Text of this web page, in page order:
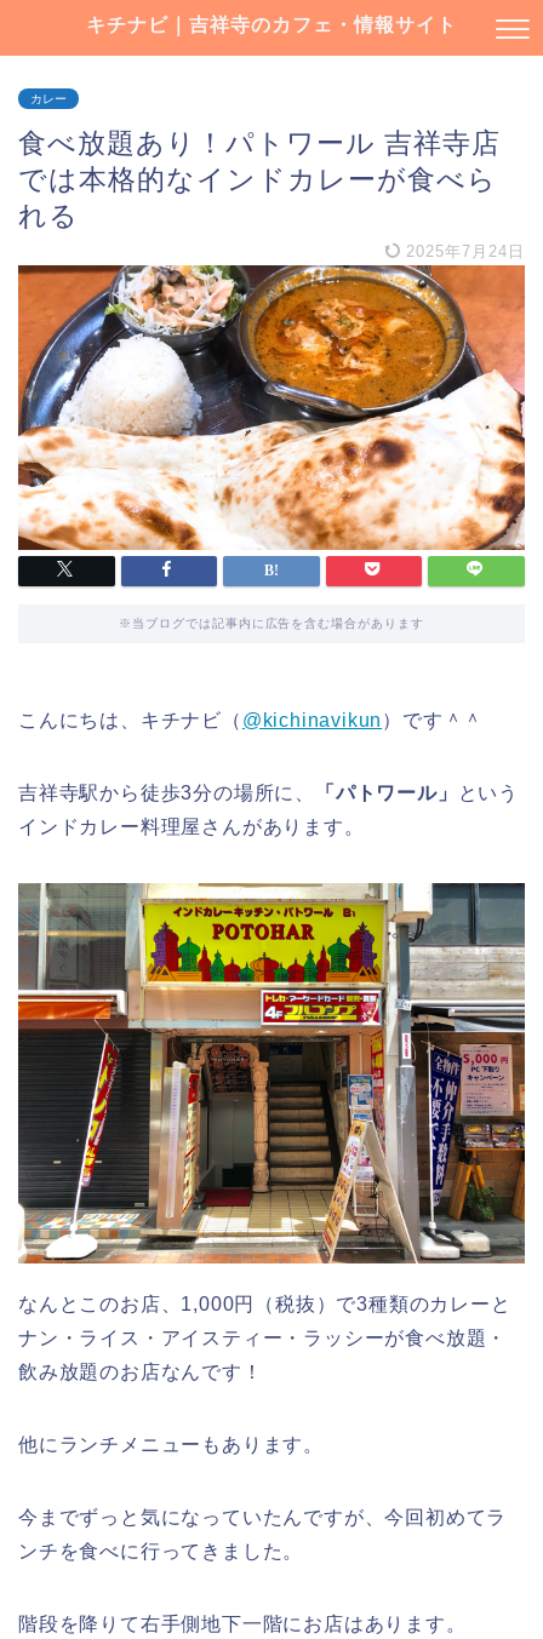
キチナビ｜吉祥寺のカフェ・情報サイト
カレー
食べ放題あり！パトワール 吉祥寺店
では本格的なインドカレーが食べら
れる
2025年7月24日
※当ブログでは記事内に広告を含む場合があります
こんにちは、キチナビ（ @kichinavikun ）です＾＾
吉祥寺駅から徒歩3分の場所に、 「パトワール」
という
インドカレー料理屋さんがあります。
なんとこのお店、1,000円（税抜）で3種類のカレーと
ナン・ライス・アイスティー・ラッシーが食べ放題・
飲み放題のお店なんです！
他にランチメニューもあります。
今までずっと気になっていたんですが、今回初めてラ
ンチを食べに行ってきました。
階段を降りて右手側地下一階にお店はあります。